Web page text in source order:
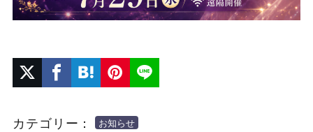
カテゴリー： お知らせ